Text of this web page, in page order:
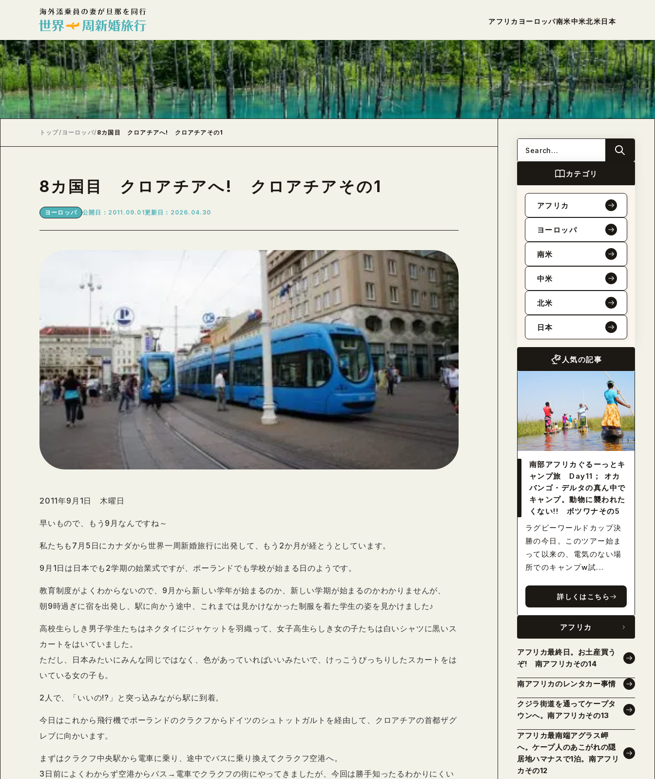
アフリカ ヨーロッパ南米中米北米日本
トップ/ ヨーロッパ/8カ国目 クロアチアへ! クロアチアその1
8カ国目 クロアチアへ! クロアチアその1
ヨーロッパ 公開日：2011.09.01更新日：2026.04.30
2011年9月1日 木曜日
早いもので、もう9月なんですね～
私たちも7月5日にカナダから世界一周新婚旅行に出発して、もう2か月が経とうとしています。
9月1日は日本でも2学期の始業式ですが、ポーランドでも学校が始まる日のようです。
教育制度がよくわからないので、9月から新しい学年が始まるのか、新しい学期が始まるのかわかりませんが、
朝9時過ぎに宿を出発し、駅に向かう途中、これまでは見かけなかった制服を着た学生の姿を見かけました♪
高校生らしき男子学生たちはネクタイにジャケットを羽織って、女子高生らしき女の子たちは白いシャツに黒いス
カートをはいていました。
ただし、日本みたいにみんな同じではなく、色があっていればいいみたいで、けっこうぴっちりしたスカートをは
いている女の子も。
2人で、「いいの!?」と突っ込みながら駅に到着。
今日はこれから飛行機でポーランドのクラクフからドイツのシュトットガルトを経由して、クロアチアの首都ザグ
レブに向かいます。
まずはクラクフ中央駅から電車に乗り、途中でバスに乗り換えてクラクフ空港へ。
3日前によくわからず空港からバス→電車でクラクフの街にやってきましたが、今回は勝手知ったるわかりにくい
カテゴリ
アフリカ
ヨーロッパ
南米
中米
北米
日本
人気の記事
南部アフリカぐるーっとキ
ャンプ旅 Day11； オカ
バンゴ・デルタの真ん中で
キャンプ。動物に襲われた
くない!! ボツワナその5
ラグビーワールドカップ決
勝の今日。このツアー始ま
って以来の、電気のない場
所でのキャンプw試...
詳しくはこちら
アフリカ
アフリカ最終日。お土産買う
ぞ! 南アフリカその14
南アフリカのレンタカー事情
クジラ街道を通ってケープタ
ウンへ。南アフリカその13
アフリカ最南端アグラス岬
へ。ケープ人のあこがれの隠
居地ハマナスで1泊。南アフリ
カその12